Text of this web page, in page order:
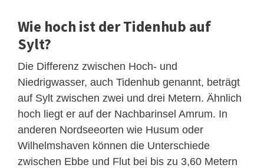
Wie hoch ist der Tidenhub auf
Sylt?
Die Differenz zwischen Hoch- und
Niedrigwasser, auch Tidenhub genannt, beträgt
auf Sylt zwischen zwei und drei Metern. Ähnlich
hoch liegt er auf der Nachbarinsel Amrum. In
anderen Nordseeorten wie Husum oder
Wilhelmshaven können die Unterschiede
zwischen Ebbe und Flut bei bis zu 3,60 Metern